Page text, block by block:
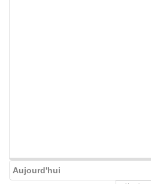
Aujourd'hui